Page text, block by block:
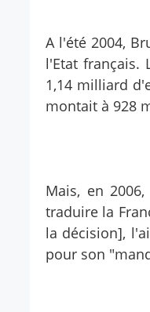
A l'été 2004,
l'Etat français.
1,14 milliard
montait à 928
Mais, en
traduire la
la décision],
pour son